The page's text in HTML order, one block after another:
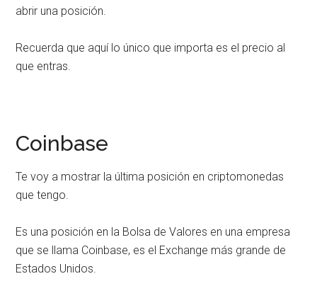
abrir una posición.
Recuerda que aquí lo único que importa es el precio al
que entras.
Coinbase
Te voy a mostrar la última posición en criptomonedas
que tengo.
Es una posición en la Bolsa de Valores en una empresa
que se llama Coinbase, es el Exchange más grande de
Estados Unidos.